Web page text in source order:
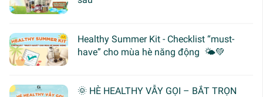
Healthy Summer Kit - Checklist “must-
have” cho mùa hè năng động 🌤️💚
🌞 HÈ HEALTHY VẪY GỌI – BẮT TRỌN